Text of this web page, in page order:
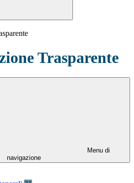
Trasparente
Menu di
navigazione